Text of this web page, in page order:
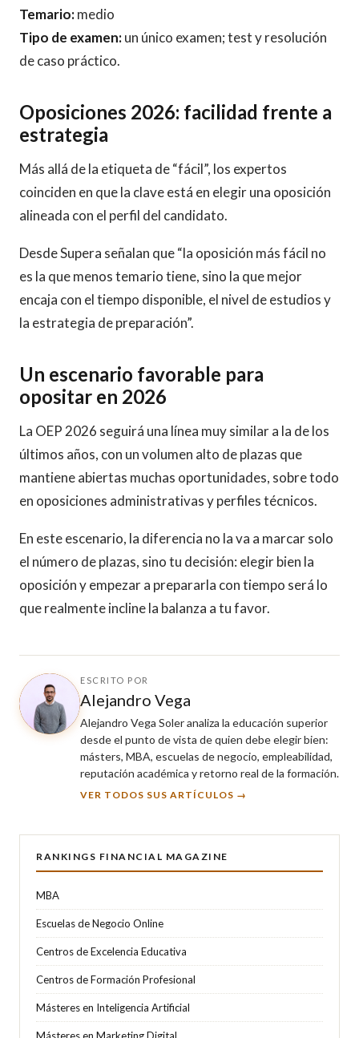
Temario:medio
Tipo de examen:un único examen; test y resolución
de caso práctico.
Oposiciones 2026: facilidad frente a
estrategia
Más allá de la etiqueta de “fácil”, los expertos
coinciden en que la clave está en elegir una oposición
alineada con el perfil del candidato.
Desde Supera señalan que “la oposición más fácil no
es la que menos temario tiene, sino la que mejor
encaja con el tiempo disponible, el nivel de estudios y
la estrategia de preparación”.
Un escenario favorable para
opositar en 2026
La OEP 2026 seguirá una línea muy similar a la de los
últimos años, con un volumen alto de plazas que
mantiene abiertas muchas oportunidades, sobre todo
en oposiciones administrativas y perfiles técnicos.
En este escenario, la diferencia no la va a marcar solo
el número de plazas, sino tu decisión: elegir bien la
oposición y empezar a prepararla con tiempo será lo
que realmente incline la balanza a tu favor.
ESCRITO POR
Alejandro Vega
Alejandro Vega Soler analiza la educación superior
desde el punto de vista de quien debe elegir bien:
másters, MBA, escuelas de negocio, empleabilidad,
reputación académica y retorno real de la formación.
VER TODOS SUS ARTÍCULOS →
RANKINGS FINANCIAL MAGAZINE
MBA
Escuelas de Negocio Online
Centros de Excelencia Educativa
Centros de Formación Profesional
Másteres en Inteligencia Artificial